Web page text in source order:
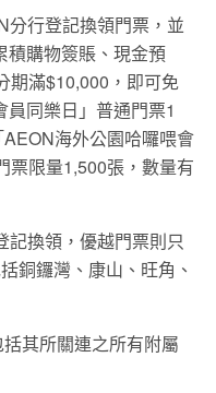
分行登記換領門票，並
積購物簽賬、現金預
期滿$10,000，即可免
同樂日」普通門票1
海外公園哈囉喂會
票限量1,500張，數量有
記換領，優越門票則只
銅鑼灣、康山、旺角、
其所關連之所有附屬